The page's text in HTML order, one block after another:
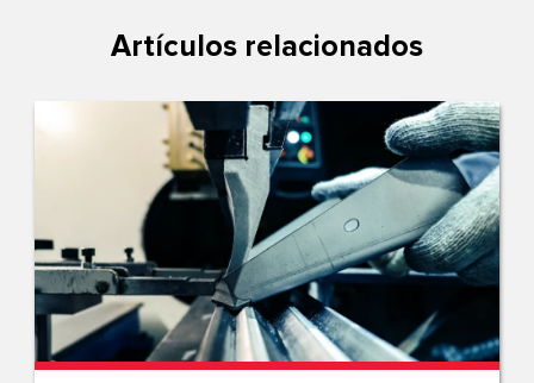
Artículos relacionados